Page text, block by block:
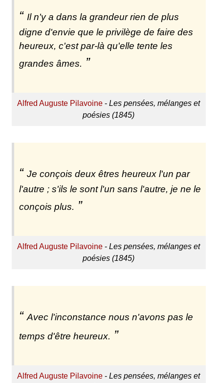
Il n'y a dans la grandeur rien de plus
digne d'envie que le privilège de faire des
heureux, c'est par-là qu'elle tente les
grandes âmes.
Alfred Auguste Pilavoine -Les pensées, mélanges et
poésies (1845)
Je conçois deux êtres heureux l'un par
l'autre ; s'ils le sont l'un sans l'autre, je ne le
conçois plus.
Alfred Auguste Pilavoine -Les pensées, mélanges et
poésies (1845)
Avec l'inconstance nous n'avons pas le
temps d'être heureux.
Alfred Auguste Pilavoine -Les pensées, mélanges et